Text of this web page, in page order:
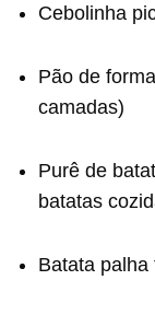
Cebolinha
Pão de
camadas)
Purê de
batatas
Batata